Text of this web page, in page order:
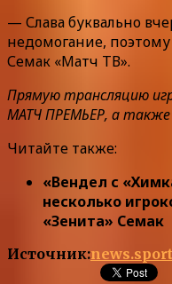
— Слава буквально
недомогание,
Семак «Матч ТВ».
Прямую трансляцию
МАТЧ ПРЕМЬЕР, а также
Читайте также:
«Вендел с
несколько
«Зенита» Семак
Источник: